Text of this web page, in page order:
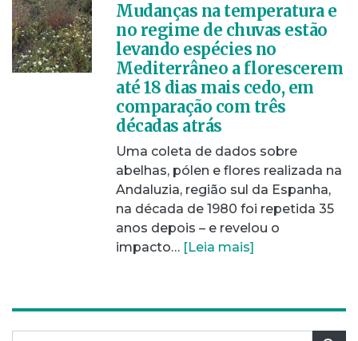
Mudanças na temperatura e
no regime de chuvas estão
levando espécies no
Mediterrâneo a florescerem
até 18 dias mais cedo, em
comparação com três
décadas atrás
Uma coleta de dados sobre
abelhas, pólen e flores realizada na
Andaluzia, região sul da Espanha,
na década de 1980 foi repetida 35
anos depois – e revelou o
impacto… [Leia mais]